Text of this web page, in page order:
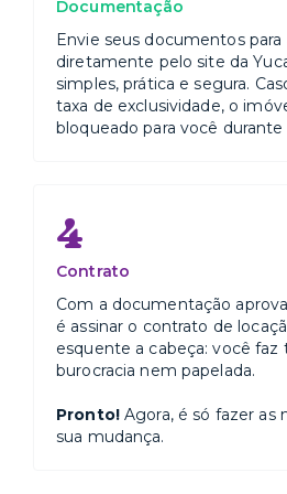
Documentação
Envie seus documentos para
diretamente pelo site da
simples, prática e segura.
taxa de exclusividade, o
bloqueado para você durante
4
Contrato
Com a documentação
é assinar o contrato de
esquente a cabeça: você faz
burocracia nem papelada.
Pronto!Agora, é só fazer as
sua mudança.